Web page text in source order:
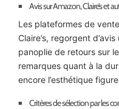
Avis sur Amazon, Claire’s et
Les plateformes de
Claire’s, regorgent
panoplie de retours sur
remarques quant à la
encore l’esthétique
Critères de sélection par les